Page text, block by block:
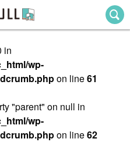
in
wp-
on line61
"parent" on null in
wp-
on line62